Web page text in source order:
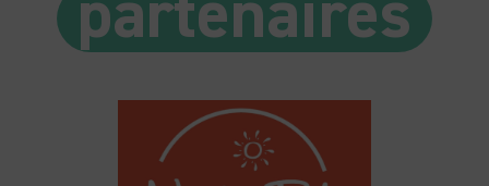
partenaires